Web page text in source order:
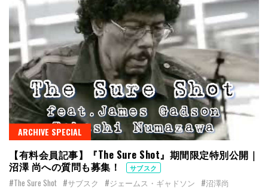
ARCHIVE SPECIAL
【有料会員記事】『The Sure Shot』期間限定特別公開｜
沼澤 尚への質問も募集！
サブスク
#The Sure Shot #サブスク #ジェームス・ギャドソン #沼澤尚